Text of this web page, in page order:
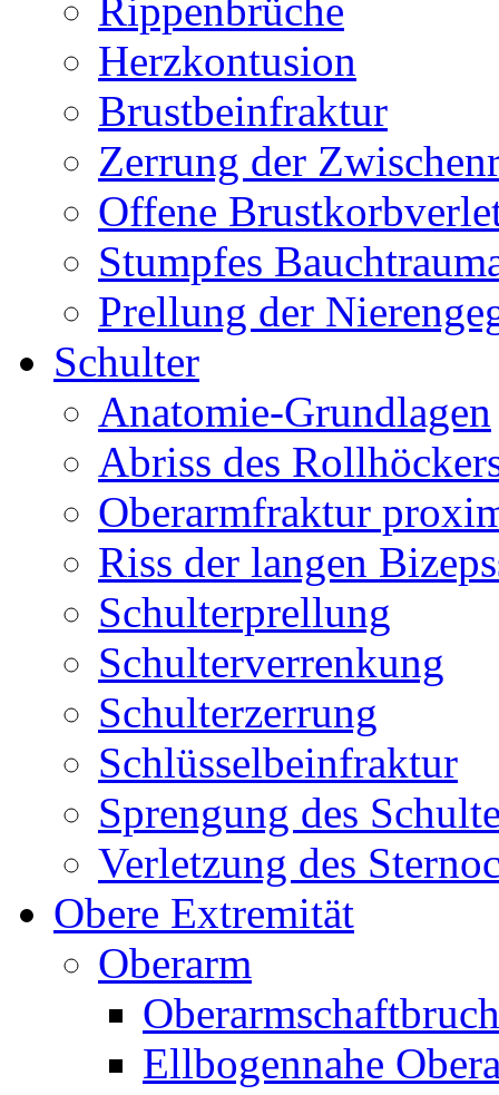
Rippenbrüche
Herzkontusion
Brustbeinfraktur
Zerrung der
Offene
Stumpfes
Prellung der
Schulter
Anatomie-Grundlagen
Abriss des
Oberarmfraktur
Riss der langen
Schulterprellung
Schulterverrenkung
Schulterzerrung
Schlüsselbeinfraktur
Sprengung des
Verletzung des
Obere Extremität
Oberarm
Oberarmschaftbruch
Ellbogennahe